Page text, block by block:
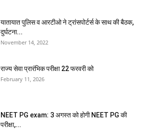
यातायात पुलिस व आरटीओ ने ट्रांसपोर्टर्स के साथ की बैठक,
दुर्घटना...
November 14, 2022
राज्य सेवा प्रारंभिक परीक्षा 22 फरवरी को
February 11, 2026
NEET PG exam: 3 अगस्त को होगी NEET PG की
परीक्षा,...